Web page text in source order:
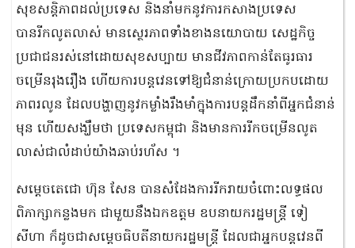
សុខសន្តិភាពដល់ប្រទេស និងនាំមកនូវការកសាងប្រទេស
បានរីកលូតលាស់ មានស្ថេរភាពទាំងខាងនយោបាយ សេដ្ឋកិច្ច
ប្រជាជនរស់នៅដោយសុខសប្បាយ មានជីវភាពកាន់តែធូរធារ
ចម្រើនរុងរឿង ហើយការបន្តវេនទៅឱ្យជំនាន់ក្រោយប្រកបដោយ
ភាពរលូន ដែលបង្ហាញនូវកម្លាំងរឹងមាំក្នុងការបន្តដឹកនាំពីអ្នកជំនាន់
មុន ហើយសង្ឃឹមថា ប្រទេសកម្ពុជា និងមានការរីកចម្រើនលូត
លាស់ជាលំដាប់យ៉ាងឆាប់រហ័ស ។
សម្ដេចតេជោ ហ៊ុន សែន បានសំដែងការរីករាយចំពោះលទ្ធផល
ពិភាក្សាកន្លងមក ជាមួយនឹងឯកឧត្តម ឧបនាយករដ្ឋមន្ត្រី ទៀ
សីហា ក៏ដូចជាសម្ដេចធិបតីនាយករដ្ឋមន្ត្រី ដែលជាអ្នកបន្តវេនពី